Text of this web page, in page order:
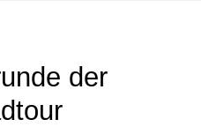
der